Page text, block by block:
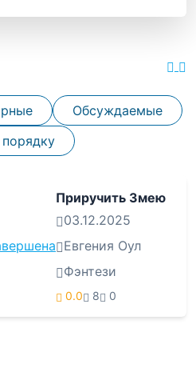
Обсуждаемые
Приручить Змею
03.12.2025
Евгения Оул
Фэнтези
0.0 8 0